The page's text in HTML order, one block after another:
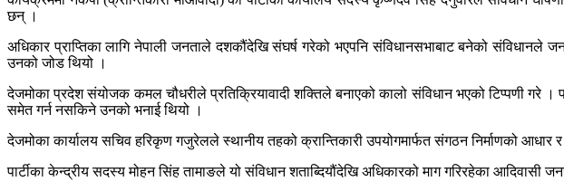
छन् ।
अधिकार प्राप्तिका लागि नेपाली जनताले दशकौंदेखि संघर्ष गरेको भएपनि संविधानसभाबाट बनेको संविधानले
उनको जोड थियो ।
देजमोका प्रदेश संयोजक कमल चौधरीले प्रतिक्रियावादी शक्तिले बनाएको कालो संविधान भएको टिप्पणी गरे ।
समेत गर्न नसकिने उनको भनाई थियो ।
देजमोका कार्यालय सचिव हरिकृण गजुरेलले स्थानीय तहको क्रान्तिकारी उपयोगमार्फत संगठन निर्माणको आधार
पार्टीका केन्द्रीय सदस्य मोहन सिंह तामाङले यो संविधान शताब्दियौंदेखि अधिकारको माग गरिरहेका आदिवासी